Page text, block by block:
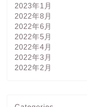
2023年1月
2022年8月
2022年6月
2022年5月
2022年4月
2022年3月
2022年2月